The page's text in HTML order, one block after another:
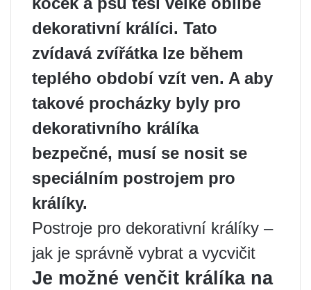
dekorativní králíci. Tato
zvídavá zvířátka lze během
teplého období vzít ven. A aby
takové procházky byly pro
dekorativního králíka
bezpečné, musí se nosit se
speciálním postrojem pro
králíky.
Postroje pro dekorativní králíky –
jak je správně vybrat a vycvičit
Je možné venčit králíka na